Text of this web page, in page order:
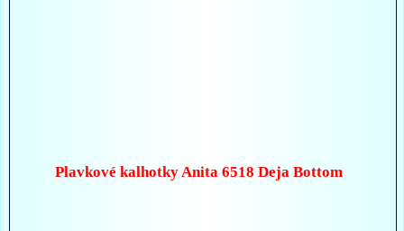
Plavkové kalhotky Anita 6518 Deja Bottom